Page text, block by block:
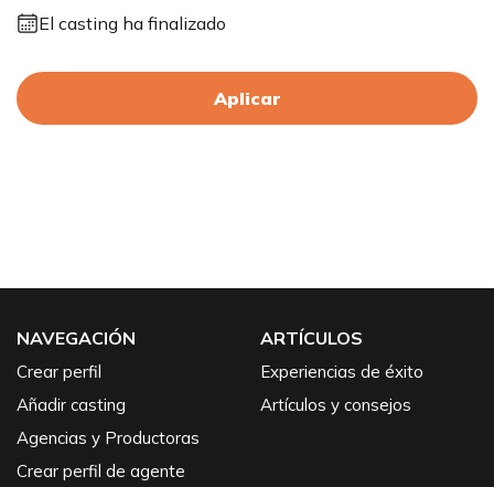
El casting ha finalizado
Aplicar
NAVEGACIÓN
Crear perfil
Añadir casting
Agencias y Productoras
Crear perfil de agente
ARTÍCULOS
Experiencias de éxito
Artículos y consejos